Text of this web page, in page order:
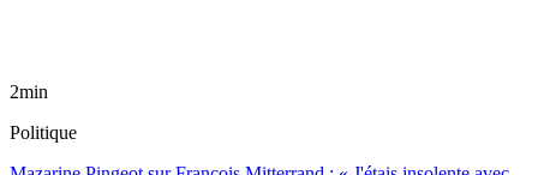
2min
Politique